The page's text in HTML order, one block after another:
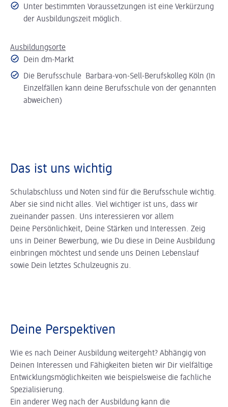
Unter bestimmten Voraussetzungen ist eine Verkürzung
der Ausbildungszeit möglich.
Ausbildungsorte
Dein dm-Markt
Die Berufsschule Barbara-von-Sell-Berufskolleg Köln (In
Einzelfällen kann deine Berufsschule von der genannten
abweichen)
Das ist uns wichtig
Schulabschluss und Noten sind für die Berufsschule wichtig.
Aber sie sind nicht alles. Viel wichtiger ist uns, dass wir
zueinander passen. Uns interessieren vor allem
Deine Persönlichkeit, Deine Stärken und Interessen. Zeig
uns in Deiner Bewerbung, wie Du diese in Deine Ausbildung
einbringen möchtest und sende uns Deinen Lebenslauf
sowie Dein letztes Schulzeugnis zu.
Deine Perspektiven
Wie es nach Deiner Ausbildung weitergeht? Abhängig von
Deinen Interessen und Fähigkeiten bieten wir Dir vielfältige
Entwicklungsmöglichkeiten wie beispielsweise die fachliche
Spezialisierung.
Ein anderer Weg nach der Ausbildung kann die